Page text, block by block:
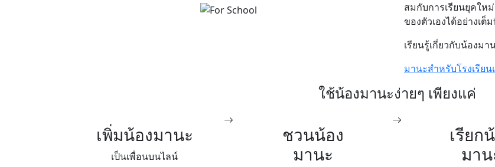
สมกับการเรียนยุคใ
ของตัวเองได้อย่างเต็
เรียนรู้เกี่ยวกับน้องม
มานะสำหรับโรงเรียน
ใช้น้องมานะง่ายๆ เพียงแค่
เพิ่มน้องมานะ
เป็นเพื่อนบนไลน์
ชวนน้อง
มานะ
เรียก
มาน